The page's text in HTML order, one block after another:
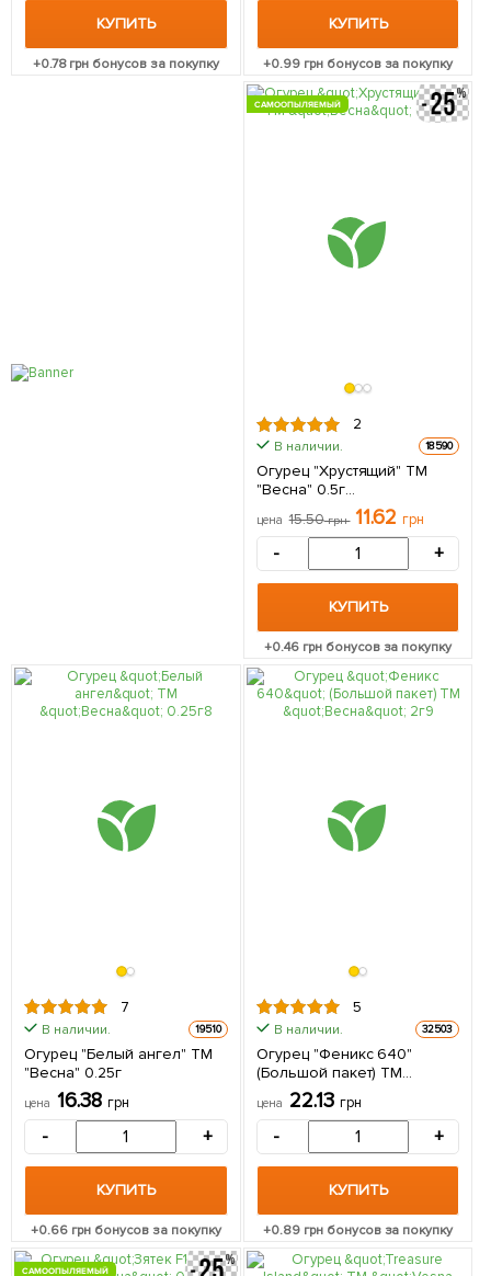
КУПИТЬ
+0.78грн бонусов за покупку
КУПИТЬ
+0.99грн бонусов за покупку
САМООПЫЛЯЕМЫЙ
2
В наличии. 18590
Огурец "Хрустящий" ТМ
"Весна" 0.5г
(самоопыляемый)
цена 15.50грн 11.62 грн
- +
КУПИТЬ
+0.46грн бонусов за покупку
7
В наличии. 19510
Огурец "Белый ангел" ТМ
"Весна" 0.25г
цена 16.38 грн
- +
КУПИТЬ
+0.66 грн бонусов за покупку
5
В наличии. 32503
Огурец "Феникс 640"
(Большой пакет) ТМ
"Весна" 2г
цена 22.13 грн
- +
КУПИТЬ
+0.89грн бонусов за покупку
САМООПЫЛЯЕМЫЙ